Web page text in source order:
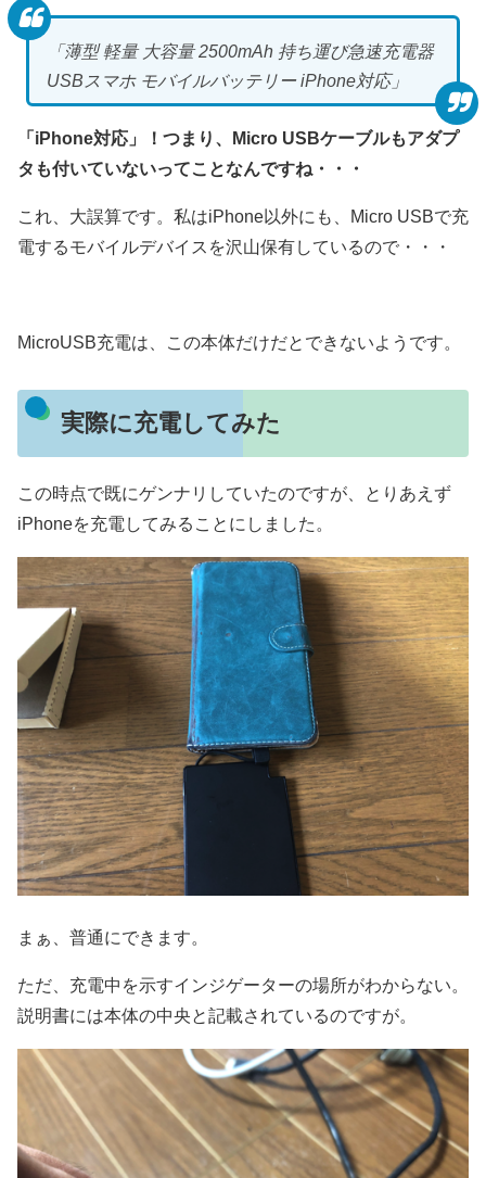
「薄型 軽量 大容量 2500mAh 持ち運び急速充電器
USBスマホ モバイルバッテリー iPhone対応」
「iPhone対応」！つまり、Micro USBケーブルもアダプ
タも付いていないってことなんですね・・・
これ、大誤算です。私はiPhone以外にも、Micro USBで充
電するモバイルデバイスを沢山保有しているので・・・
MicroUSB充電は、この本体だけだとできないようです。
実際に充電してみた
この時点で既にゲンナリしていたのですが、とりあえず
iPhoneを充電してみることにしました。
まぁ、普通にできます。
ただ、充電中を示すインジゲーターの場所がわからない。
説明書には本体の中央と記載されているのですが。